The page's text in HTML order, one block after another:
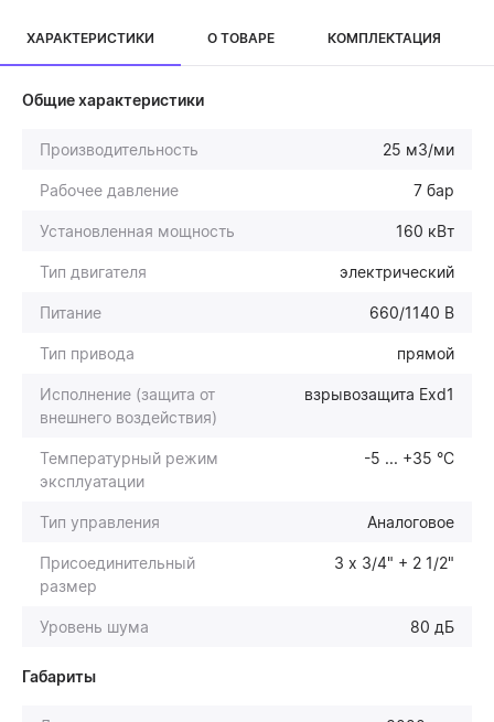
ХАРАКТЕРИСТИКИ О ТОВАРЕ КОМПЛЕКТАЦИЯ
Общие характеристики
Производительность 25 м3/ми
Рабочее давление 7 бар
Установленная мощность 160 кВт
Тип двигателя электрический
Питание 660/1140 В
Тип привода прямой
Исполнение (защита от
внешнего воздействия)
взрывозащита Exd1
Температурный режим
эксплуатации
-5 ... +35 °С
Тип управления Аналоговое
Присоединительный
размер
3 х 3/4" + 2 1/2"
Уровень шума 80 дБ
Габариты